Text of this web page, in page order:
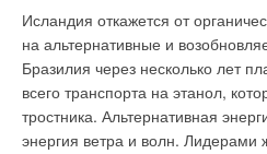
Исландия откажется от
на альтернативные и
Бразилия через несколько лет
всего транспорта на этанол,
тростника. Альтернативная
энергия ветра и волн. Лидерами
канализационных
либо одностороннее (рис.
канализационных труб, имеют в
прочистки в случае образования
тройник (для подключения
трубопровода с одной стороны)